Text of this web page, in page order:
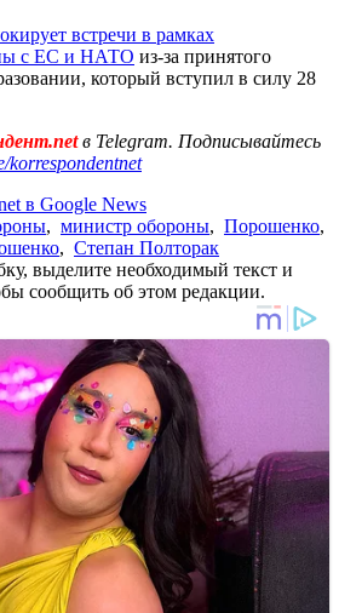
встречи в рамках
с ЕС и НАТО из-за принятого
который вступил в силу 28
в Telegram. Подписывайтесь
korrespondentnet
в Google News
, министр обороны, Порошенко,
, Степан Полторак
выделите необходимый текст и
сообщить об этом редакции.